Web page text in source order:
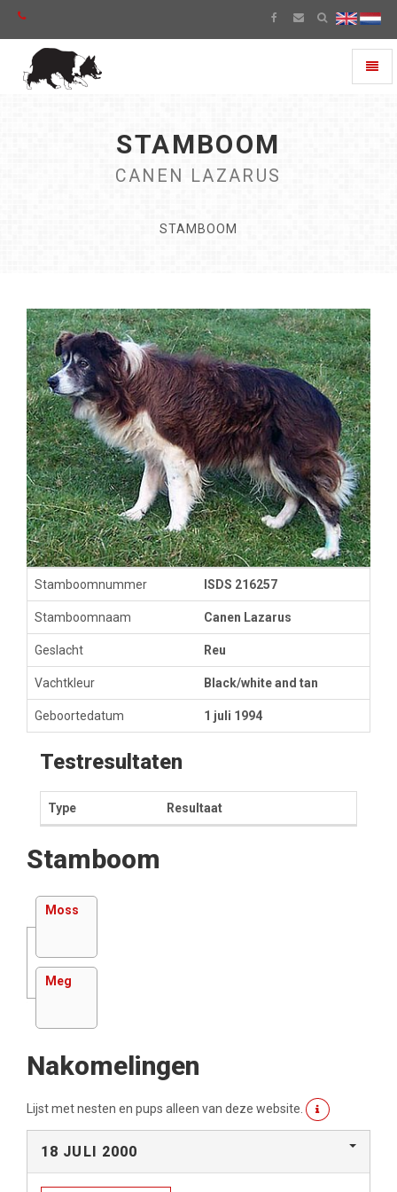
STAMBOOM
CANEN LAZARUS
STAMBOOM
Stamboomnummer ISDS 216257
Stamboomnaam Canen Lazarus
Geslacht Reu
Vachtkleur Black/white and tan
Geboortedatum 1 juli 1994
Testresultaten
Type Resultaat
Stamboom
Moss
Meg
Nakomelingen
Lijst met nesten en pups alleen van deze website.
18 JULI 2000